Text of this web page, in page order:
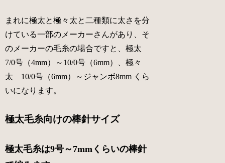
まれに極太と極々太と二種類に太さを分
けている一部のメーカーさんがあり、そ
のメーカーの毛糸の場合ですと、極太
7/0号（4mm）～10/0号（6mm）、極々
太 10/0号（6mm）～ジャンボ8mm くら
いになります。
極太毛糸向けの棒針サイズ
極太毛糸は9号～7mmくらいの棒針